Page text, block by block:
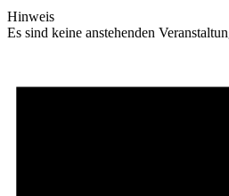
Hinweis
Es sind keine anstehenden